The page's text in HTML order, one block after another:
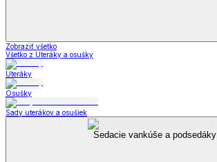
Zobraziť všetko
Všetko z Uteráky a osušky
Uteráky
Osušky
Sady uterákov a osušiek
Sedacie vankúše a podsedáky